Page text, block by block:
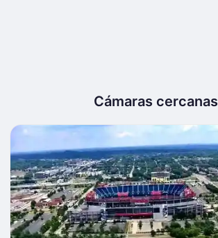
Cámaras cercanas